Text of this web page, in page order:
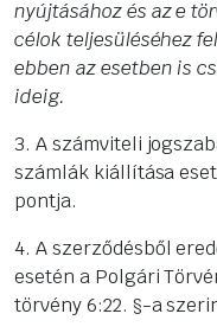
nyújtásához és az e
célok teljesüléséhez
ebben az esetben is
ideig.
3. A számviteli
számlák kiállítása
pontja.
4. A szerződésből
esetén a Polgári
törvény 6:22. §-a